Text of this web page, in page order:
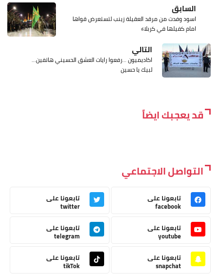
السابق
اسود وفدت من مرقد العقيلة زينب لتستعرض قواها
امام كفيلها في كربلاء
التالي
اكاديميون ...رفعوا رايات العشق الحسيني هاتفين...
لبيك يا حسين
قد يعجبك ايضاً
التواصل الاجتماعي
تابعونا على
facebook
تابعونا على
twitter
تابعونا على
youtube
تابعونا على
telegram
تابعونا على
snapchat
تابعونا على
tikTok